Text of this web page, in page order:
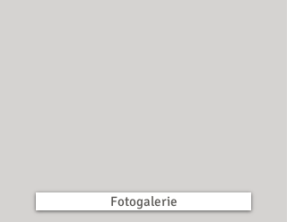
Fotogalerie